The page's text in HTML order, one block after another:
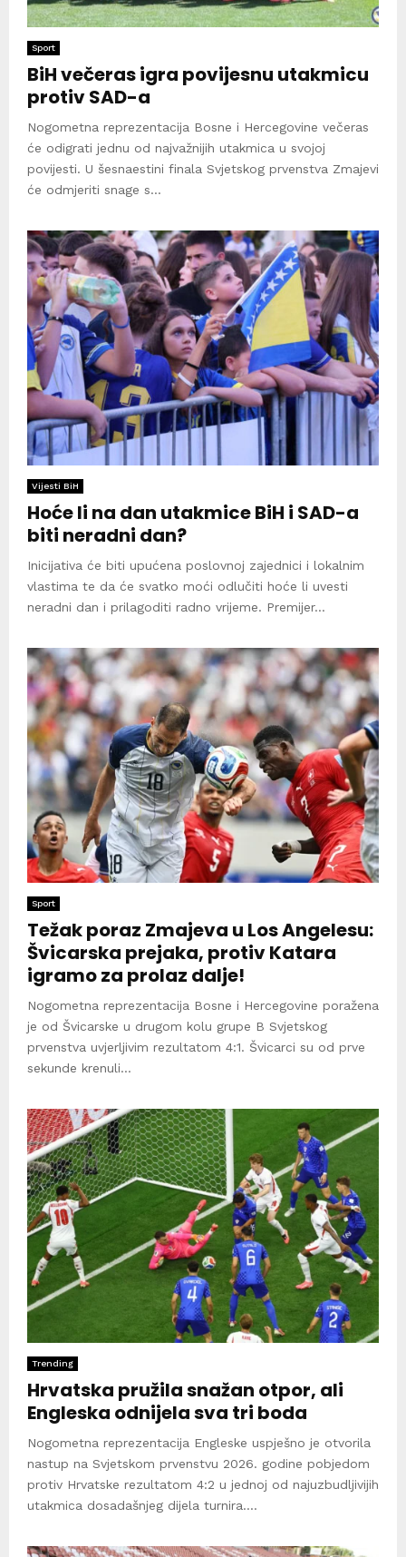
Sport
BiH večeras igra povijesnu utakmicu
protiv SAD-a
Nogometna reprezentacija Bosne i Hercegovine večeras
će odigrati jednu od najvažnijih utakmica u svojoj
povijesti. U šesnaestini finala Svjetskog prvenstva Zmajevi
će odmjeriti snage s...
Vijesti BiH
Hoće li na dan utakmice BiH i SAD-a
biti neradni dan?
Inicijativa će biti upućena poslovnoj zajednici i lokalnim
vlastima te da će svatko moći odlučiti hoće li uvesti
neradni dan i prilagoditi radno vrijeme. Premijer...
Sport
Težak poraz Zmajeva u Los Angelesu:
Švicarska prejaka, protiv Katara
igramo za prolaz dalje!
Nogometna reprezentacija Bosne i Hercegovine poražena
je od Švicarske u drugom kolu grupe B Svjetskog
prvenstva uvjerljivim rezultatom 4:1. Švicarci su od prve
sekunde krenuli...
Trending
Hrvatska pružila snažan otpor, ali
Engleska odnijela sva tri boda
Nogometna reprezentacija Engleske uspješno je otvorila
nastup na Svjetskom prvenstvu 2026. godine pobjedom
protiv Hrvatske rezultatom 4:2 u jednoj od najuzbudljivijih
utakmica dosadašnjeg dijela turnira....